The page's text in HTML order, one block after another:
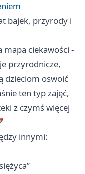
bajek, przyrody i
mapa ciekawości -
przyrodnicze,
dzieciom oswoić
ten typ zajęć,
z czymś więcej
innymi: